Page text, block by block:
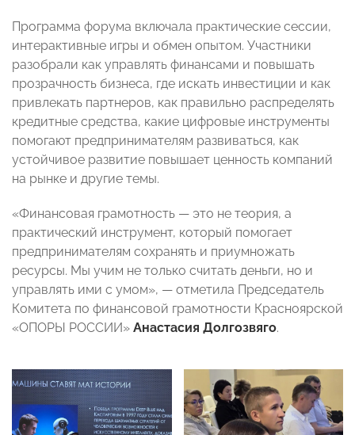
Программа форума включала практические сессии,
интерактивные игры и обмен опытом. Участники
разобрали как управлять финансами и повышать
прозрачность бизнеса, где искать инвестиции и как
привлекать партнеров, как правильно распределять
кредитные средства, какие цифровые инструменты
помогают предпринимателям развиваться, как
устойчивое развитие повышает ценность компаний
на рынке и другие темы.
«Финансовая грамотность — это не теория, а
практический инструмент, который помогает
предпринимателям сохранять и приумножать
ресурсы. Мы учим не только считать деньги, но и
управлять ими с умом», — отметила Председатель
Комитета по финансовой грамотности Красноярской
«ОПОРЫ РОССИИ» Анастасия Долгозвяго.